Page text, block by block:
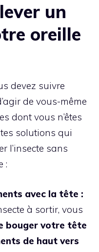
un
oreille
devez suivre
de vous-même
dont vous n’êtes
solutions qui
l’insecte sans
:
avec la tête :
à sortir, vous
bouger votre tête
de haut vers